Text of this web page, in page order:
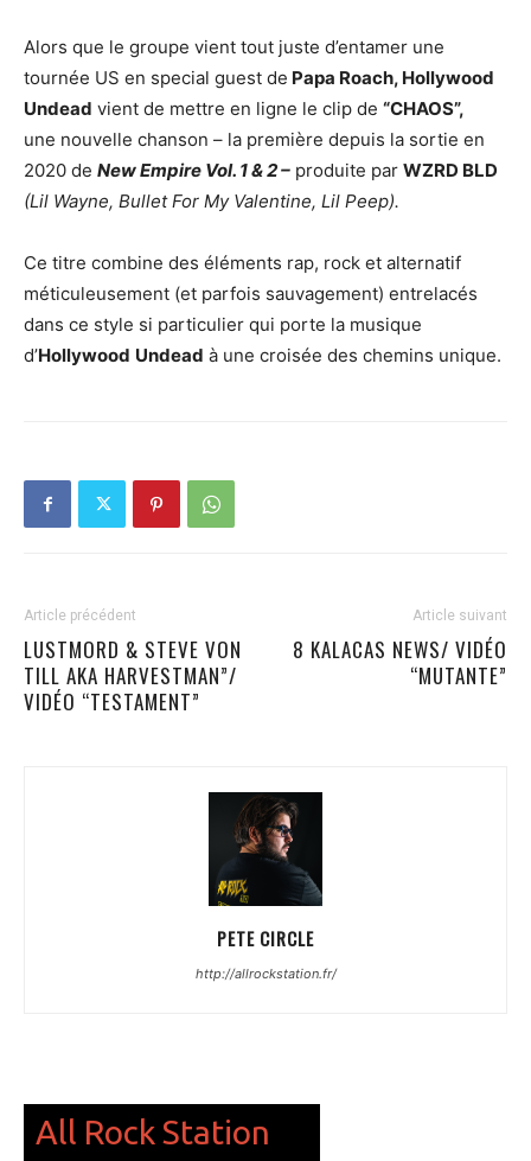
Alors que le groupe vient tout juste d’entamer une
tournée US en special guest de Papa Roach, Hollywood
Undead vient de mettre en ligne le clip de “CHAOS”,
une nouvelle chanson – la première depuis la sortie en
2020 de New Empire Vol. 1 & 2 – produite par WZRD BLD
(Lil Wayne, Bullet For My Valentine, Lil Peep).
Ce titre combine des éléments rap, rock et alternatif
méticuleusement (et parfois sauvagement) entrelacés
dans ce style si particulier qui porte la musique
d’Hollywood Undead à une croisée des chemins unique.
Article précédent
LUSTMORD & STEVE VON
TILL AKA HARVESTMAN”/
VIDÉO “TESTAMENT”
Article suivant
8 KALACAS NEWS/ VIDÉO
“MUTANTE”
PETE CIRCLE
http://allrockstation.fr/